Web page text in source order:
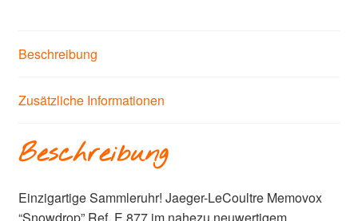
Beschreibung
Zusätzliche Informationen
Beschreibung
Einzigartige Sammleruhr! Jaeger-LeCoultre Memovox
“Snowdrop” Ref. E 877 im nahezu neuwertigem